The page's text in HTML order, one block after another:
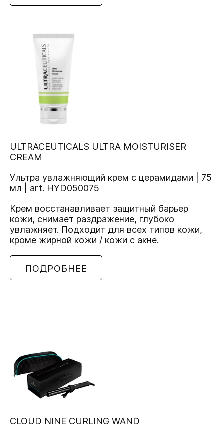
ULTRACEUTICALS ULTRA MOISTURISER
CREAM
Ультра увлажняющий крем с церамидами | 75
мл | art. HYD050075
Крем восстанавливает защитный барьер
кожи, снимает раздражение, глубоко
увлажняет. Подходит для всех типов кожи,
кроме жирной кожи / кожи с акне.
ПОДРОБНЕЕ
CLOUD NINE CURLING WAND